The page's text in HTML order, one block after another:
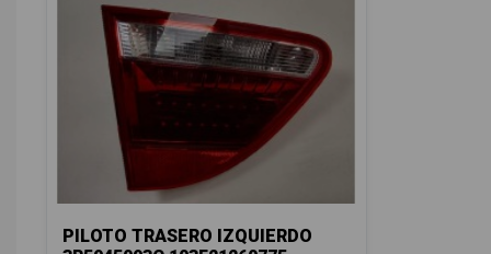
PILOTO TRASERO IZQUIERDO